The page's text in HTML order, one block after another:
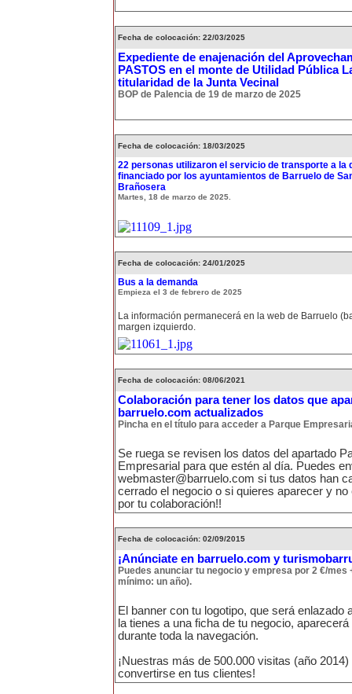
Fecha de colocación: 22/03/2025
Expediente de enajenación del
PASTOS en el monte de Utilidad Pública
titularidad de la Junta Vecinal
BOP de Palencia de 19 de marzo de 2025
Fecha de colocación: 18/03/2025
22 personas utilizaron el servicio de transporte a la
financiado por los ayuntamientos de Barruelo de
Brañosera
Martes, 18 de marzo de 2025.
Fecha de colocación: 24/01/2025
Bus a la demanda
Empieza el 3 de febrero de 2025
La información permanecerá en la web de Barruelo
margen izquierdo.
Fecha de colocación: 08/06/2021
Colaboración para tener los datos que
barruelo.com actualizados
Pincha en el título para acceder a Parque
Se ruega se revisen los datos del apartado
Empresarial para que estén al día. Puedes
webmaster@barruelo.com si tus datos han
cerrado el negocio o si quieres aparecer y
por tu colaboración!!
Fecha de colocación: 02/09/2015
¡Anúnciate en barruelo.com y
Puedes anunciar tu negocio y empresa por 2 €/mes
mínimo: un año).
El banner con tu logotipo, que será enlazado
la tienes a una ficha de tu negocio,
durante toda la navegación.
¡Nuestras más de 500.000 visitas (año 2014)
convertirse en tus clientes!